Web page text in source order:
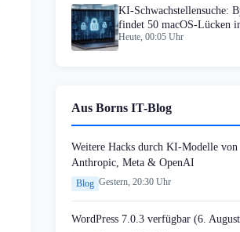
KI-Schwachstellensuche:
findet 50 macOS-Lücken
Wochen
Heute, 00:05 Uhr
Aus Borns IT-Blog
Weitere Hacks durch KI-Modelle von
Anthropic, Meta & OpenAI
Blog Gestern, 20:30 Uhr
WordPress 7.0.3 verfügbar (6.